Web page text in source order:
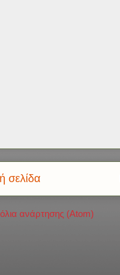
σελίδα
ανάρτησης (Atom)